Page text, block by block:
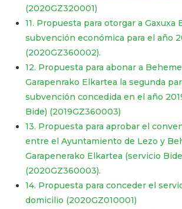
(2020GZ320001)
11. Propuesta para otorgar a Gaxuxa
subvención económica para el año
(2020GZ360002).
12. Propuesta para abonar a
Garapenrako Elkartea la segunda
subvención concedida en el año
Bide) (2019GZ360003)
13. Propuesta para aprobar el
entre el Ayuntamiento de Lezo y
Garapenerako Elkartea (servicio
(2020GZ360003).
14. Propuesta para conceder el
domicilio (2020GZ010001)